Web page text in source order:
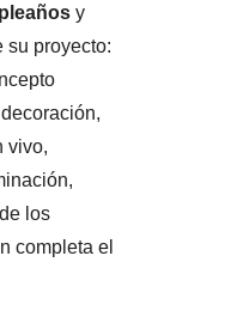
y
su proyecto:
vivo,
los
completa el